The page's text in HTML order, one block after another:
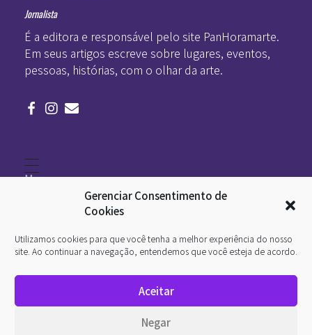
Gerenciar Consentimento de
Cookies
Utilizamos cookies para que você tenha a melhor experiência do nosso
site. Ao continuar a navegação, entendemos que você esteja de acordo.
Aceitar
Negar
Jornalista
É a editora e responsável pelo site PanHoramarte.
Em seus artigos escreve sobre lugares, eventos,
pessoas, histórias, com o olhar da arte.
Home
Arte
O que é arte
InternetArt
Quem somos
viajamos nessa poética. Todos os direitos reservados